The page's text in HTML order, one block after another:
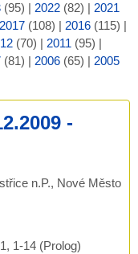
(95) | 2022 (82) | 2021
2017 (108) | 2016 (115) |
(70) | 2011 (95) |
(81) | 2006 (65) | 2005
-
n.P., Nové Město
1-14 (Prolog)